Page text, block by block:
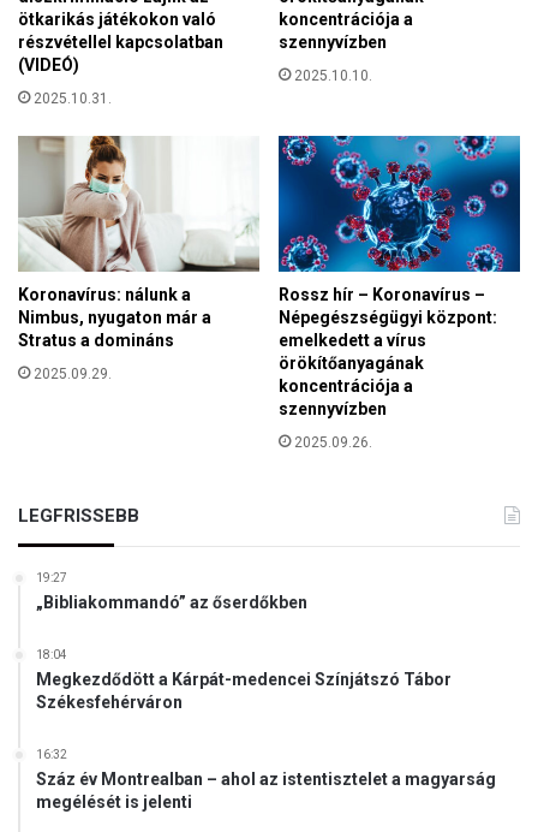
a
l
a
t
V
a
s
á
r
ötkarikás játékokon való
részvétellel kapcsolatban
(VIDEÓ)
2025.10.31.
koncentrációja a
szennyvízben
2025.10.10.
Koronavírus: nálunk a
Nimbus, nyugaton már a
Stratus a domináns
2025.09.29.
Rossz hír – Koronavírus –
Népegészségügyi központ:
emelkedett a vírus
örökítőanyagának
koncentrációja a
szennyvízben
2025.09.26.
LEGFRISSEBB
19:27
„Bibliakommandó” az őserdőkben
18:04
Megkezdődött a Kárpát-medencei Színjátszó Tábor
Székesfehérváron
16:32
Száz év Montrealban – ahol az istentisztelet a magyarság
megélését is jelenti